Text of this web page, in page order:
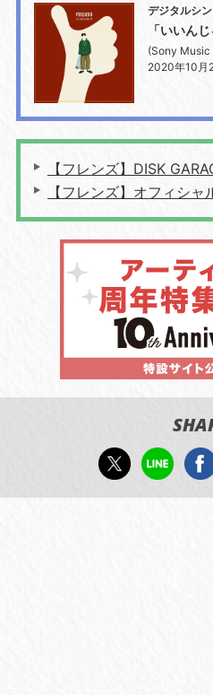
デジタルシ
「いいん
(Sony Music
2020年10月
【フレンズ】DISK
【フレンズ】オフィシャ